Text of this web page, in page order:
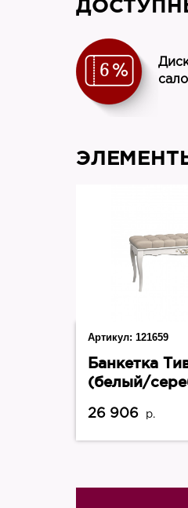
Артикул: 121659
Банкетка
(белый/
26 906 р.